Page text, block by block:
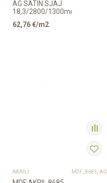
AG SATIN SJAJ
18,3/2800/1300mm
62,76€/m2
AKRILI MDF_8685_AG